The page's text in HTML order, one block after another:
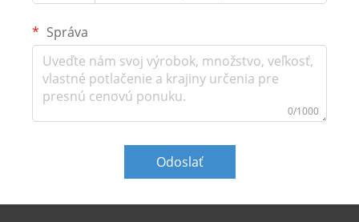
Správa
0/1000
Odoslať